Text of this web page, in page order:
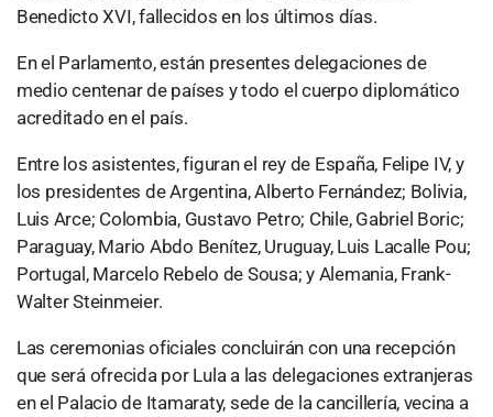
Benedicto XVI, fallecidos en los últimos días.
En el Parlamento, están presentes delegaciones de
medio centenar de países y todo el cuerpo diplomático
acreditado en el país.
Entre los asistentes, figuran el rey de España, Felipe IV, y
los presidentes de Argentina, Alberto Fernández; Bolivia,
Luis Arce; Colombia, Gustavo Petro; Chile, Gabriel Boric;
Paraguay, Mario Abdo Benítez, Uruguay, Luis Lacalle Pou;
Portugal, Marcelo Rebelo de Sousa; y Alemania, Frank-
Walter Steinmeier.
Las ceremonias oficiales concluirán con una recepción
que será ofrecida por Lula a las delegaciones extranjeras
en el Palacio de Itamaraty, sede de la cancillería, vecina a